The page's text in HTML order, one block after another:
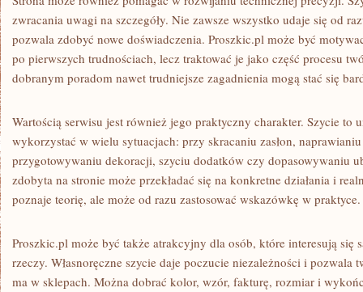
zwracania uwagi na szczegóły. Nie zawsze wszystko udaje się od
pozwala zdobyć nowe doświadczenia. Proszkic.pl może być
po pierwszych trudnościach, lecz traktować je jako część procesu
dobranym poradom nawet trudniejsze zagadnienia mogą stać się
Wartością serwisu jest również jego praktyczny charakter. Szycie to
wykorzystać w wielu sytuacjach: przy skracaniu zasłon,
przygotowywaniu dekoracji, szyciu dodatków czy dopasowywaniu
zdobyta na stronie może przekładać się na konkretne działania i
poznaje teorię, ale może od razu zastosować wskazówkę w praktyce.
Proszkic.pl może być także atrakcyjny dla osób, które interesują
rzeczy. Własnoręczne szycie daje poczucie niezależności i pozwala
ma w sklepach. Można dobrać kolor, wzór, fakturę, rozmiar i